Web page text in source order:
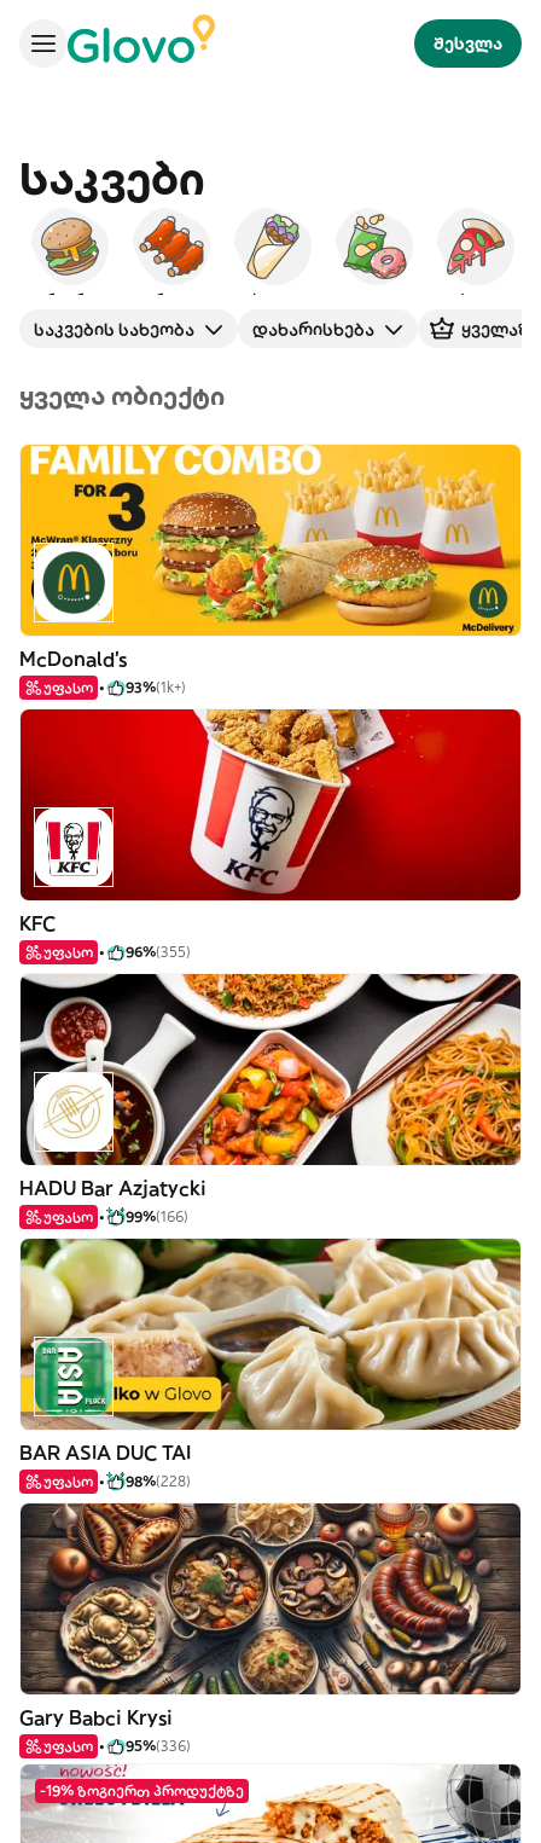
შესვლა
Საკვები
ბურგერები ამერიკული ქაბაბი პიცა
საკვების სახეობა დახარისხება
ყველა ობიექტი
McDonald's
უფასო 93%(1k+)
KFC
უფასო 96%(355)
HADU Bar Azjatycki
უფასო 99%(166)
BAR ASIA DUC TAI
უფასო 98%(228)
Gary Babci Krysi
უფასო 95%(336)
-19% ზოგიერთ პროდუქტზე